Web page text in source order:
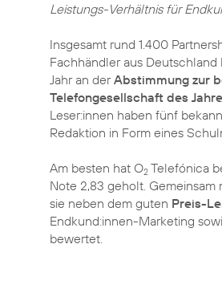
Leistungs-Verhältnis für
Insgesamt rund 1.400
Fachhändler aus Deutschland
Jahr an derAbstimmung zur
Telefongesellschaft des
Leser:innen haben fünf
Redaktion in Form eines
Am besten hat O2 Telefónica
Note 2,83 geholt. Gemeinsam
sie neben dem guten Preis-
Endkund:innen-Marketing
bewertet.